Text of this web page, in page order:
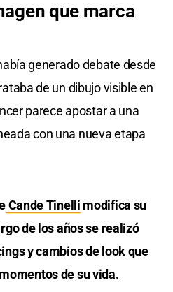
que marca
generado debate desde
de un dibujo visible en
parece apostar a una
con una nueva etapa
Cande Tinelli modifica su
de los años se realizó
y cambios de look que
de su vida.